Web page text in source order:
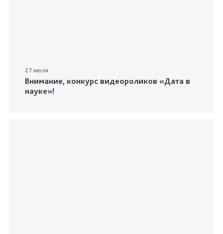
27 июля
Внимание, конкурс видеороликов «Дата в
науке»!